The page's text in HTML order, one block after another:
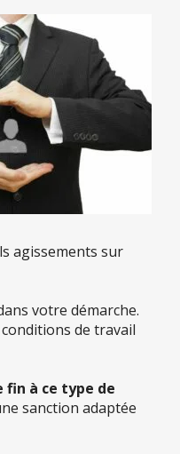
agissements sur
votre démarche.
de travail
à ce type de
sanction adaptée